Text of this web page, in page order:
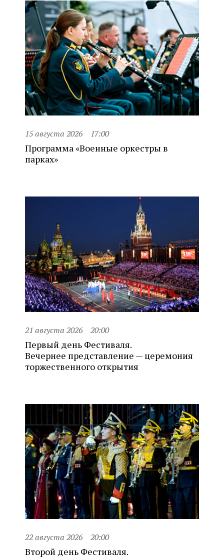
15 августа 2026 17:00
Программа «Военные оркестры в
парках»
21 августа 2026 20:00
Первый день Фестиваля.
Вечернее представление — церемония
торжественного открытия
22 августа 2026 20:00
Второй день Фестиваля.